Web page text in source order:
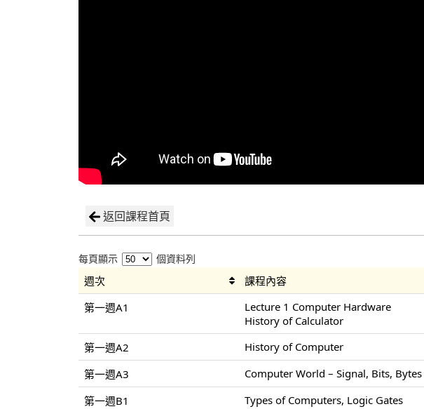
返回課程首頁
每頁顯示 個資料列
週次 課程內容
第一週A1
Lecture 1 Computer Hardware
History of Calculator
第一週A2 History of Computer
第一週A3
Computer World – Signal, Bits, Bytes
第一週B1
Types of Computers, Logic Gates